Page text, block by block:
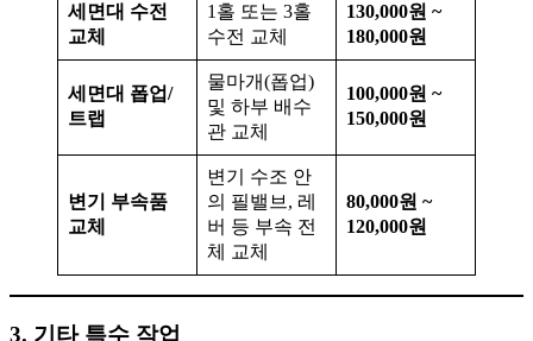
세면대 수전
교체
1홀 또는 3홀
수전 교체
130,000원 ~
180,000원
세면대 폽업/
트랩
물마개(폽업)
및 하부 배수
관 교체
100,000원 ~
150,000원
변기 부속품
교체
변기 수조 안
의 필밸브, 레
버 등 부속 전
체 교체
80,000원 ~
120,000원
3. 기타 특수 작업